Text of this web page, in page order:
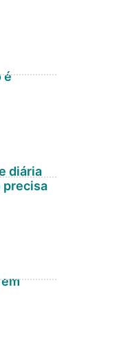
é
diária
precisa